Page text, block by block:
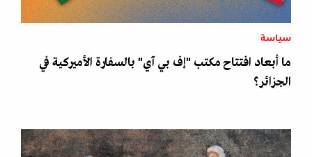
سياسة
ما أبعاد افتتاح مكتب "إف بي آي" بالسفارة الأميركية في
الجزائر؟